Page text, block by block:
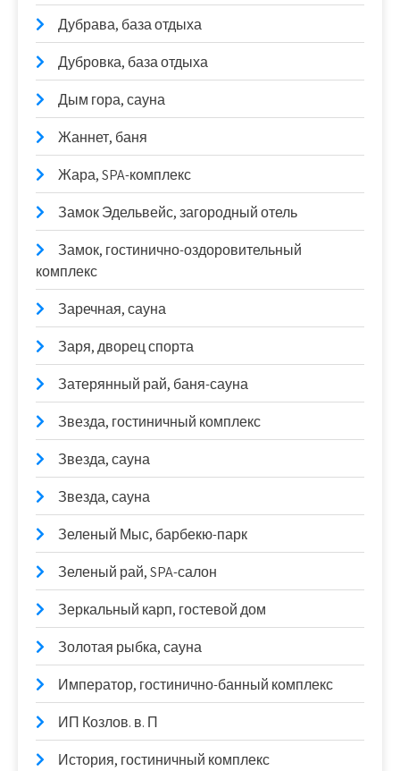
Дубрава, база отдыха
Дубровка, база отдыха
Дым гора, сауна
Жаннет, баня
Жара, SPA-комплекс
Замок Эдельвейс, загородный отель
Замок, гостинично-оздоровительный
комплекс
Заречная, сауна
Заря, дворец спорта
Затерянный рай, баня-сауна
Звезда, гостиничный комплекс
Звезда, сауна
Звезда, сауна
Зеленый Мыс, барбекю-парк
Зеленый рай, SPA-салон
Зеркальный карп, гостевой дом
Золотая рыбка, сауна
Император, гостинично-банный комплекс
ИП Козлов. в. П
История, гостиничный комплекс